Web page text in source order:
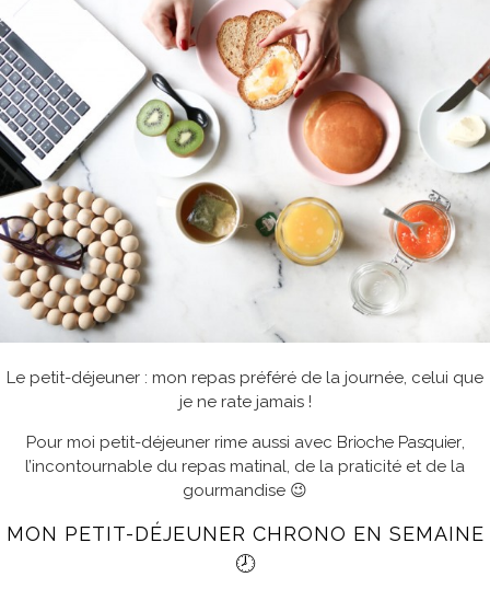
Le petit-déjeuner : mon repas préféré de la journée, celui que
je ne rate jamais !
Pour moi petit-déjeuner rime aussi avec Brioche Pasquier,
l’incontournable du repas matinal, de la praticité et de la
gourmandise 😉
MON PETIT-DÉJEUNER CHRONO EN SEMAINE
🕗